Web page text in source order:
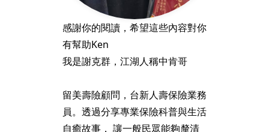
感謝你的閱讀，希望這些內容對你
有幫助Ken
我是謝克群，江湖人稱中肯哥
留美壽險顧問，台新人壽保險業務
員。透過分享專業保險科普與生活
自癒故事， 讓一般民眾能夠釐清